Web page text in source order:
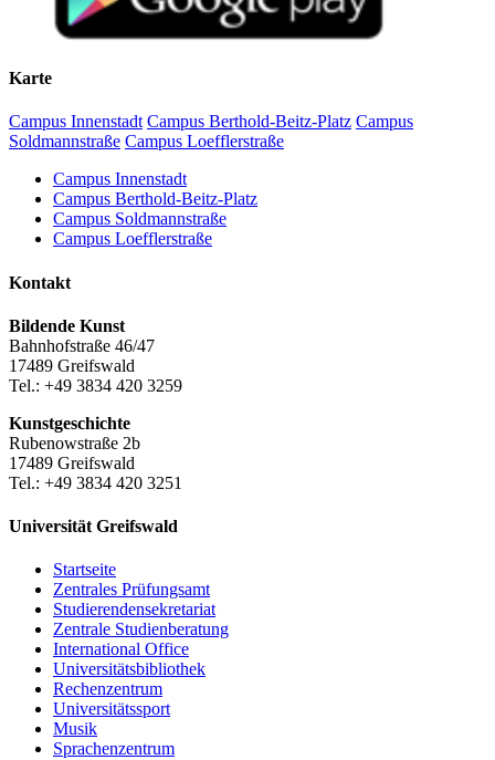
Karte
Campus Innenstadt Campus Berthold-Beitz-Platz Campus
Soldmannstraße Campus Loefflerstraße
Campus Innenstadt
Campus Berthold-Beitz-Platz
Campus Soldmannstraße
Campus Loefflerstraße
Kontakt
Bildende Kunst
Bahnhofstraße 46/47
17489 Greifswald
Tel.: +49 3834 420 3259
Kunstgeschichte
Rubenowstraße 2b
17489 Greifswald
Tel.: +49 3834 420 3251
Universität Greifswald
Startseite
Zentrales Prüfungsamt
Studierendensekretariat
Zentrale Studienberatung
International Office
Universitätsbibliothek
Rechenzentrum
Universitätssport
Musik
Sprachenzentrum